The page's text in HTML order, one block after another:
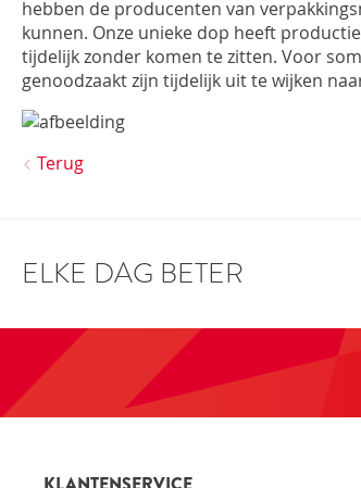
hebben de producenten van
kunnen. Onze unieke dop heeft
tijdelijk zonder komen te zitten. Voor
genoodzaakt zijn tijdelijk uit te wijken
Terug
ELKE DAG BETER